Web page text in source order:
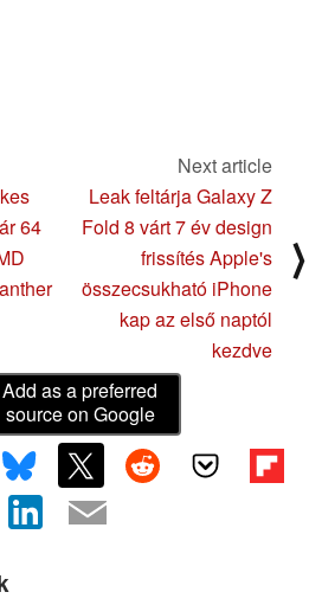
64
Next article
Leak feltárja Galaxy Z
Fold 8 várt 7 év design
frissítés Apple's
összecsukható iPhone
kap az első naptól
kezdve
⟩
Add as a preferred
source on Google